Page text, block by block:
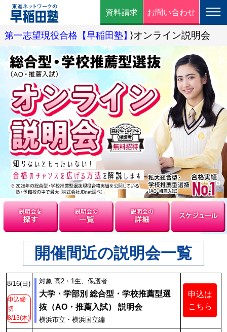
資料請求 お問い合わせ
第一志望現役合格【早稲田塾】⟩オンライン説明会
説明会を探す 説明会の一覧 説明会の詳細
開催間近の説明会一覧
8/16(日)
申込締
切
8/13(木)
対象 高2・1生、保護者
大学・学部別 総合型・学校推薦型選
抜（AO・推薦入試） 説明会
横浜市立・横浜国立編
申込は
こちら